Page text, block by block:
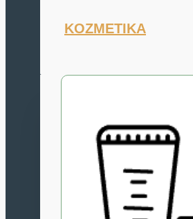
KOZMETIKA